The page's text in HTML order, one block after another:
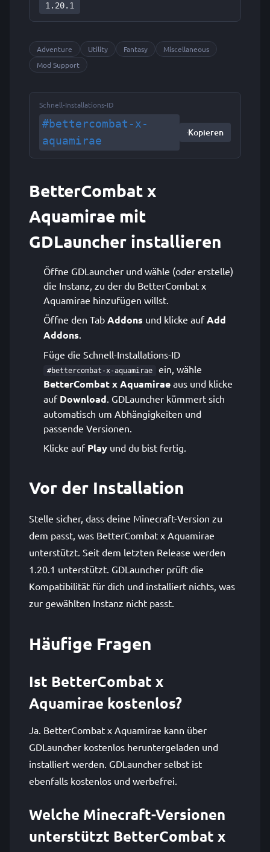
1.20.1
Adventure Utility Fantasy
Miscellaneous
Mod Support
Schnell-Installations-ID
#bettercombat-x-
aquamirae
Kopieren
BetterCombat x
Aquamirae mit
GDLauncher installieren
Öffne GDLauncher und wähle (oder erstelle)
die Instanz, zu der du BetterCombat x
Aquamirae hinzufügen willst.
Öffne den Tab Addons und klicke aufAdd
Addons.
Füge die Schnell-Installations-ID
#bettercombat-x-aquamirae ein, wähle
BetterCombat x Aquamirae aus und klicke
auf Download. GDLauncher kümmert sich
automatisch um Abhängigkeiten und
passende Versionen.
Klicke auf Play und du bist fertig.
Vor der Installation
Stelle sicher, dass deine Minecraft-Version zu
dem passt, was BetterCombat x Aquamirae
unterstützt. Seit dem letzten Release werden
1.20.1 unterstützt. GDLauncher prüft die
Kompatibilität für dich und installiert nichts, was
zur gewählten Instanz nicht passt.
Häufige Fragen
Ist BetterCombat x
Aquamirae kostenlos?
Ja. BetterCombat x Aquamirae kann über
GDLauncher kostenlos heruntergeladen und
installiert werden. GDLauncher selbst ist
ebenfalls kostenlos und werbefrei.
Welche Minecraft-Versionen
unterstützt BetterCombat x